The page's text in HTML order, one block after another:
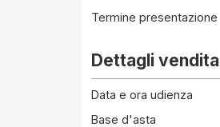
Termine presentazione
Dettagli vendita
Data e ora udienza
Base d'asta